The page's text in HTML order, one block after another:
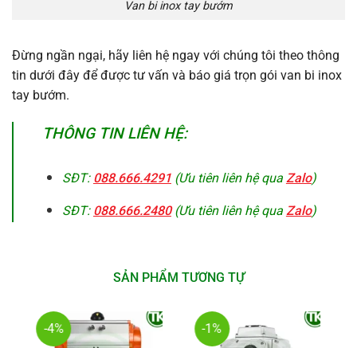
Van bi inox tay bướm
Đừng ngần ngại, hãy liên hệ ngay với chúng tôi theo thông
tin dưới đây để được tư vấn và báo giá trọn gói van bi inox
tay bướm.
THÔNG TIN LIÊN HỆ:
SĐT: 088.666.4291(Ưu tiên liên hệ qua Zalo)
SĐT: 088.666.2480(Ưu tiên liên hệ qua Zalo)
SẢN PHẨM TƯƠNG TỰ
-4% -1%